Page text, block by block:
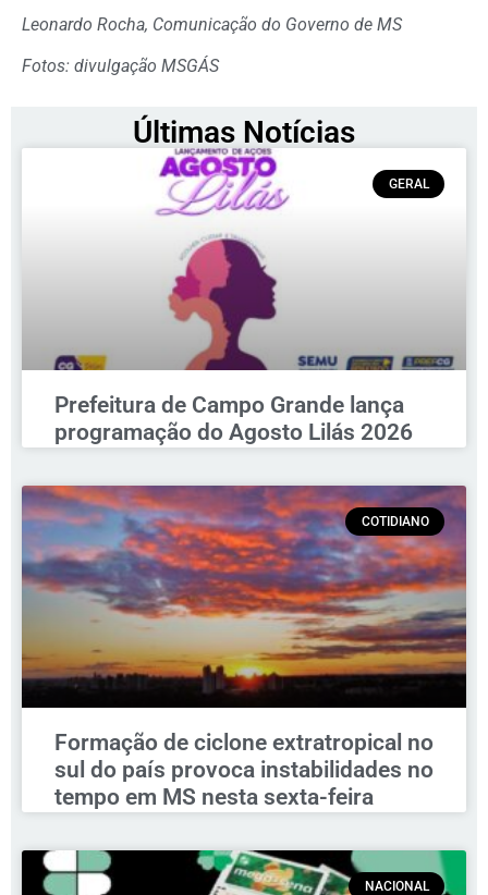
Leonardo Rocha, Comunicação do Governo de MS
Fotos: divulgação MSGÁS
Últimas Notícias
GERAL
Prefeitura de Campo Grande lança
programação do Agosto Lilás 2026
COTIDIANO
Formação de ciclone extratropical no
sul do país provoca instabilidades no
tempo em MS nesta sexta-feira
NACIONAL